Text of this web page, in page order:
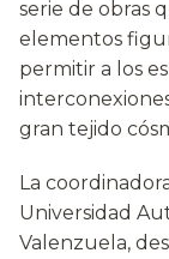
serie de obras
elementos
permitir a los
gran tejido
La
Universidad
Valenzuela,